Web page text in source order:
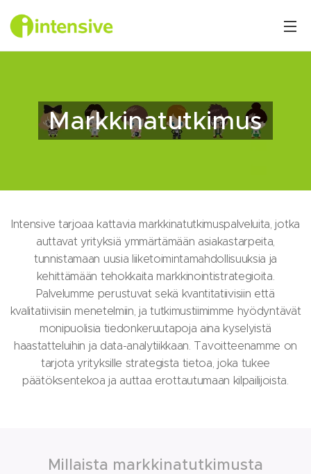
Markkinatutkimus
Intensive tarjoaa kattavia markkinatutkimuspalveluita, jotka
auttavat yrityksiä ymmärtämään asiakastarpeita,
tunnistamaan uusia liiketoimintamahdollisuuksia ja
kehittämään tehokkaita markkinointistrategioita.
Palvelumme perustuvat sekä kvantitatiivisiin että
kvalitatiivisiin menetelmiin, ja tutkimustiimimme hyödyntävät
monipuolisia tiedonkeruutapoja aina kyselyistä
haastatteluihin ja data-analytiikkaan. Tavoitteenamme on
tarjota yrityksille strategista tietoa, joka tukee
päätöksentekoa ja auttaa erottautumaan kilpailijoista.
Millaista markkinatutkimusta